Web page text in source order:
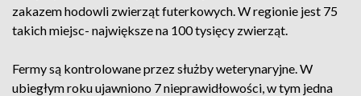
zakazem hodowli zwierząt futerkowych. W regionie jest 75
takich miejsc- największe na 100 tysięcy zwierząt.
Fermy są kontrolowane przez służby weterynaryjne. W
ubiegłym roku ujawniono 7 nieprawidłowości, w tym jedna